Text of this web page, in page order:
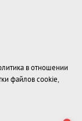
в отношении
файлов cookie,